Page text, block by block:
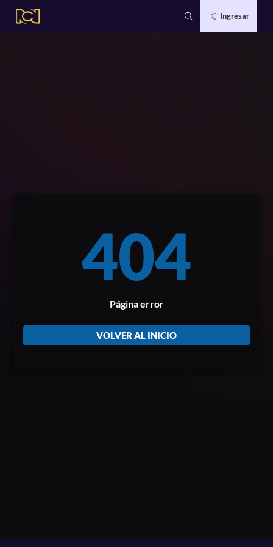
Ingresar
404
Página error
VOLVER AL INICIO